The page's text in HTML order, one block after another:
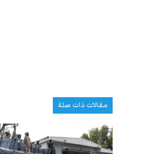
مقالات ذات صلة